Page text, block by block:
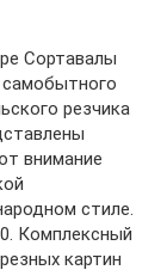
Сортавалы
самобытного
резчика
внимание
стиле.
Комплексный
картин